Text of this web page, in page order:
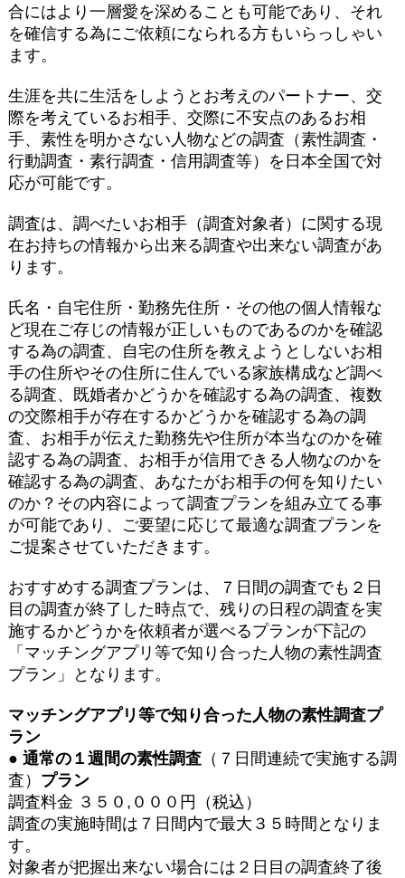
合にはより一層愛を深めることも可能であり、それ
を確信する為にご依頼になられる方もいらっしゃい
ます。
生涯を共に生活をしようとお考えのパートナー、交
際を考えているお相手、交際に不安点のあるお相
手、素性を明かさない人物などの調査（素性調査・
行動調査・素行調査・信用調査等）を日本全国で対
応が可能です。
調査は、調べたいお相手（調査対象者）に関する現
在お持ちの情報から出来る調査や出来ない調査があ
ります。
氏名・自宅住所・勤務先住所・その他の個人情報な
ど現在ご存じの情報が正しいものであるのかを確認
する為の調査、自宅の住所を教えようとしないお相
手の住所やその住所に住んでいる家族構成など調べ
る調査、既婚者かどうかを確認する為の調査、複数
の交際相手が存在するかどうかを確認する為の調
査、お相手が伝えた勤務先や住所が本当なのかを確
認する為の調査、お相手が信用できる人物なのかを
確認する為の調査、あなたがお相手の何を知りたい
のか？その内容によって調査プランを組み立てる事
が可能であり、ご要望に応じて最適な調査プランを
ご提案させていただきます。
おすすめする調査プランは、７日間の調査でも２日
目の調査が終了した時点で、残りの日程の調査を実
施するかどうかを依頼者が選べるプランが下記の
「マッチングアプリ等で知り合った人物の素性調査
プラン」となります。
マッチングアプリ等で知り合った人物の素性調査プ
ラン
● 通常の１週間の素性調査（７日間連続で実施する調
査） プラン
調査料金 ３５０,０００円（税込）
調査の実施時間は７日間内で最大３５時間となりま
す。
対象者が把握出来ない場合には２日目の調査終了後